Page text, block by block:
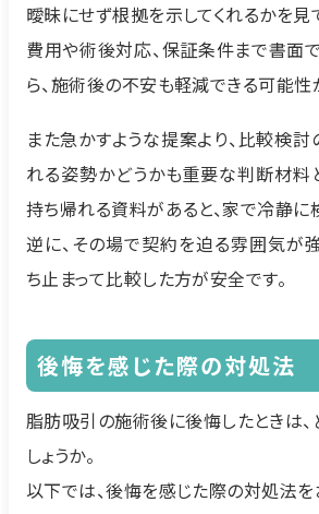
曖昧にせず根拠を示してくれるかを見
費用や術後対応、保証条件まで書面
ら、施術後の不安も軽減できる可能性
また急かすような提案より、比較検
れる姿勢かどうかも重要な判断材料
持ち帰れる資料があると、家で冷静に
逆に、その場で契約を迫る雰囲気が
ち止まって比較した方が安全です。
後悔を感じた際の対処法
脂肪吸引の施術後に後悔したときは、
しょうか。
以下では、後悔を感じた際の対処法を